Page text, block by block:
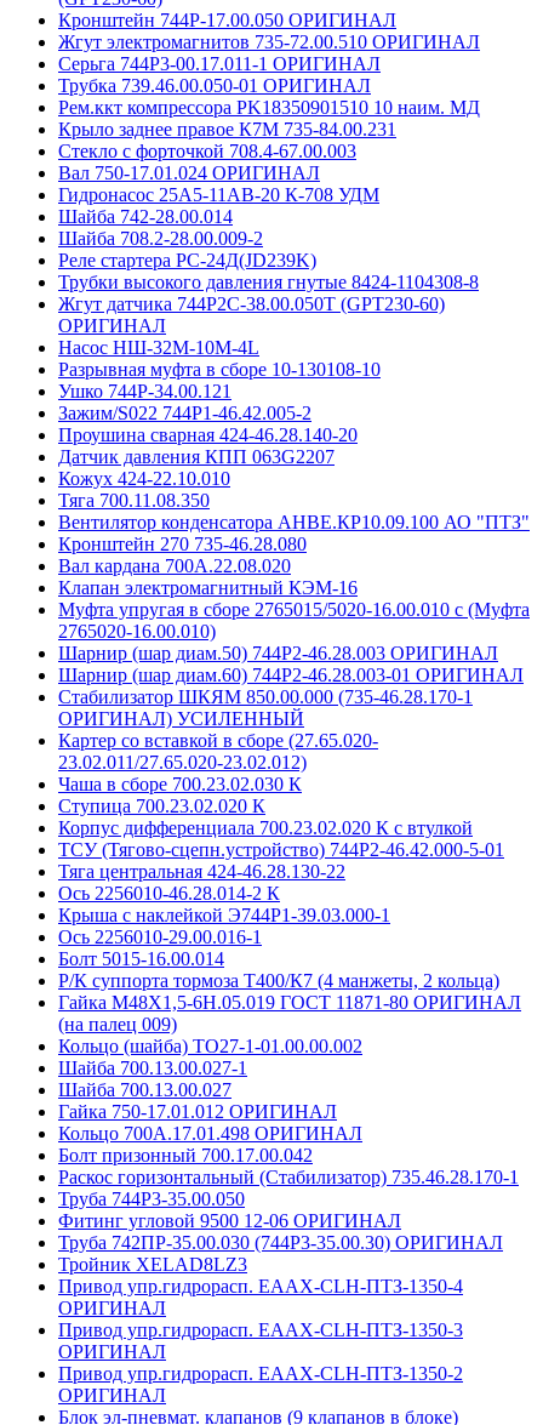
Кронштейн 744Р-17.00.050 ОРИГИНАЛ
Жгут электромагнитов 735-72.00.510 ОРИГИНАЛ
Серьга 744Р3-00.17.011-1 ОРИГИНАЛ
Трубка 739.46.00.050-01 ОРИГИНАЛ
Рем.ккт компрессора PK18350901510 10 наим. МД
Крыло заднее правое К7М 735-84.00.231
Стекло с форточкой 708.4-67.00.003
Вал 750-17.01.024 ОРИГИНАЛ
Гидронасос 25А5-11АВ-20 К-708 УДМ
Шайба 742-28.00.014
Шайба 708.2-28.00.009-2
Реле стартера РС-24Д(JD239K)
Трубки высокого давления гнутые 8424-1104308-8
Жгут датчика 744Р2С-38.00.050Т (GPT230-60)
ОРИГИНАЛ
Насос НШ-32М-10М-4L
Разрывная муфта в сборе 10-130108-10
Ушко 744Р-34.00.121
Зажим/S022 744Р1-46.42.005-2
Проушина сварная 424-46.28.140-20
Датчик давления КПП 063G2207
Кожух 424-22.10.010
Тяга 700.11.08.350
Вентилятор конденсатора АНВЕ.КР10.09.100 АО "ПТЗ"
Кронштейн 270 735-46.28.080
Вал кардана 700А.22.08.020
Клапан электромагнитный КЭМ-16
Муфта упругая в сборе 2765015/5020-16.00.010 с (Муфта
2765020-16.00.010)
Шарнир (шар диам.50) 744Р2-46.28.003 ОРИГИНАЛ
Шарнир (шар диам.60) 744Р2-46.28.003-01 ОРИГИНАЛ
Стабилизатор ШКЯМ 850.00.000 (735-46.28.170-1
ОРИГИНАЛ) УСИЛЕННЫЙ
Картер со вставкой в сборе (27.65.020-
23.02.011/27.65.020-23.02.012)
Чаша в сборе 700.23.02.030 К
Ступица 700.23.02.020 К
Корпус дифференциала 700.23.02.020 К с втулкой
ТСУ (Тягово-сцепн.устройство) 744Р2-46.42.000-5-01
Тяга центральная 424-46.28.130-22
Ось 2256010-46.28.014-2 К
Крыша с наклейкой Э744Р1-39.03.000-1
Ось 2256010-29.00.016-1
Болт 5015-16.00.014
Р/К суппорта тормоза Т400/К7 (4 манжеты, 2 кольца)
Гайка М48Х1,5-6Н.05.019 ГОСТ 11871-80 ОРИГИНАЛ
(на палец 009)
Кольцо (шайба) ТО27-1-01.00.00.002
Шайба 700.13.00.027-1
Шайба 700.13.00.027
Гайка 750-17.01.012 ОРИГИНАЛ
Кольцо 700А.17.01.498 ОРИГИНАЛ
Болт призонный 700.17.00.042
Раскос горизонтальный (Стабилизатор) 735.46.28.170-1
Труба 744Р3-35.00.050
Фитинг угловой 9500 12-06 ОРИГИНАЛ
Труба 742ПР-35.00.030 (744Р3-35.00.30) ОРИГИНАЛ
Тройник XELAD8LZ3
Привод упр.гидрорасп. EAAX-CLH-ПТЗ-1350-4
ОРИГИНАЛ
Привод упр.гидрорасп. EAAX-CLH-ПТЗ-1350-3
ОРИГИНАЛ
Привод упр.гидрорасп. EAAX-CLH-ПТЗ-1350-2
ОРИГИНАЛ
Блок эл-пневмат. клапанов (9 клапанов в блоке)